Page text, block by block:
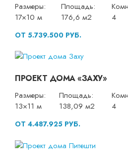
Размеры:
17×10 м
Площадь:
176,6 м2
4
ОТ 5.739.500 РУБ.
ПРОЕКТ ДОМА «ЗАХУ»
Размеры:
13×11 м
Площадь:
138,09 м2
4
ОТ 4.487.925 РУБ.